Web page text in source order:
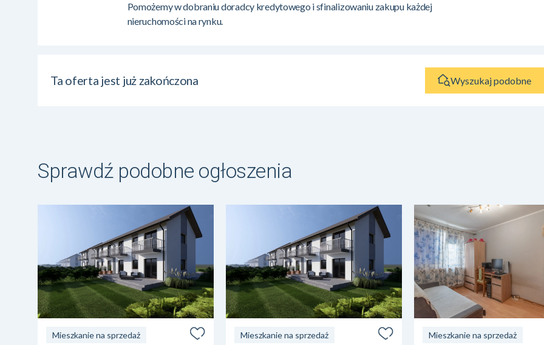
Pomożemy w dobraniu doradcy kredytowego i sfinalizowaniu zakupu każdej
nieruchomości na rynku.
Ta oferta jest już zakończona Wyszukaj podobne
Sprawdź podobne ogłoszenia
Mieszkanie na sprzedaż Mieszkanie na sprzedaż Mieszkanie na sprzedaż